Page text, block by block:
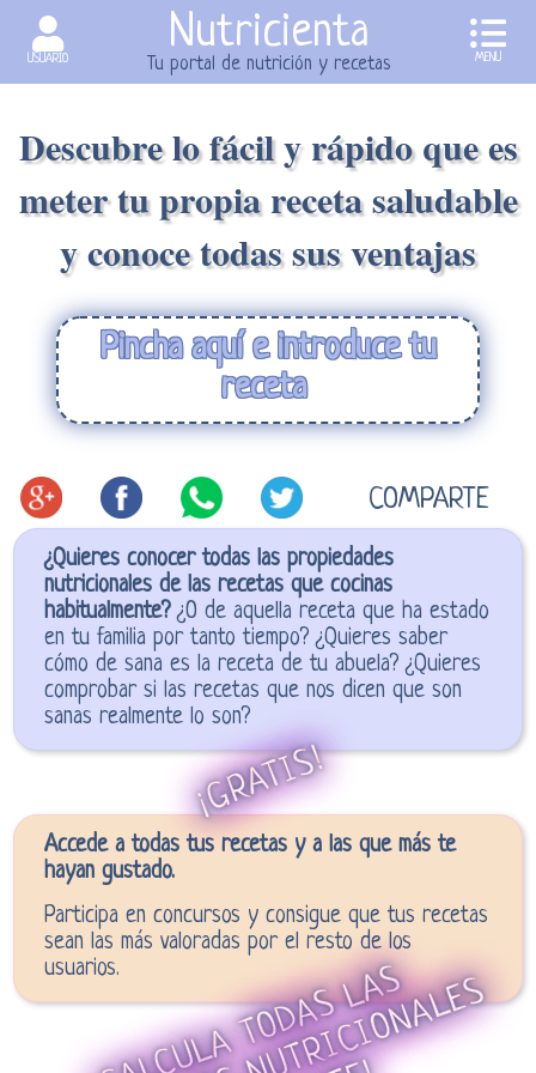
USUARIO
Nutricienta
Tu portal de nutrición y recetas MENU
Descubre lo fácil y rápido que es
meter tu propia receta saludable
y conoce todas sus ventajas
Pincha aquí e introduce tu
receta
COMPARTE
¿Quieres conocer todas las propiedades
nutricionales de las recetas que cocinas
habitualmente?¿O de aquella receta que ha estado
en tu familia por tanto tiempo? ¿Quieres saber
cómo de sana es la receta de tu abuela? ¿Quieres
comprobar si las recetas que nos dicen que son
sanas realmente lo son?
¡GRATIS!
Accede a todas tus recetas y a las que más te
hayan gustado.
Participa en concursos y consigue que tus recetas
sean las más valoradas por el resto de los
usuarios.¡
C
L
C
U
L
A
T
O
D
A
S
A
S
P
R
O
P
I
E
D
A
D
E
S
N
U
T
R
I
C
I
O
N
A
L
E
A
L
I
N
S
T
A
N
T
E